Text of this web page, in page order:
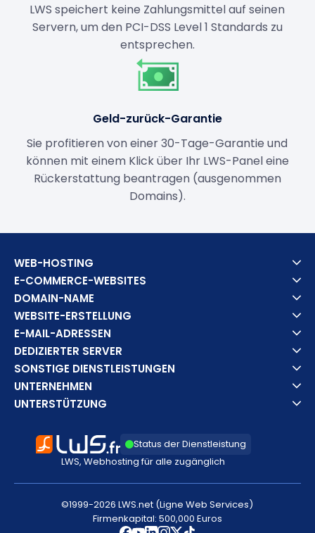
LWS speichert keine Zahlungsmittel auf seinen
Servern, um den PCI-DSS Level 1 Standards zu
entsprechen.
Geld-zurück-Garantie
Sie profitieren von einer 30-Tage-Garantie und
können mit einem Klick über Ihr LWS-Panel eine
Rückerstattung beantragen (ausgenommen
Domains).
WEB-HOSTING
E-COMMERCE-WEBSITES
DOMAIN-NAME
WEBSITE-ERSTELLUNG
E-MAIL-ADRESSEN
DEDIZIERTER SERVER
SONSTIGE DIENSTLEISTUNGEN
UNTERNEHMEN
UNTERSTÜTZUNG
Status der Dienstleistung
LWS, Webhosting für alle zugänglich
©1999-2026 LWS.net (Ligne Web Services)
Firmenkapital: 500,000 Euros